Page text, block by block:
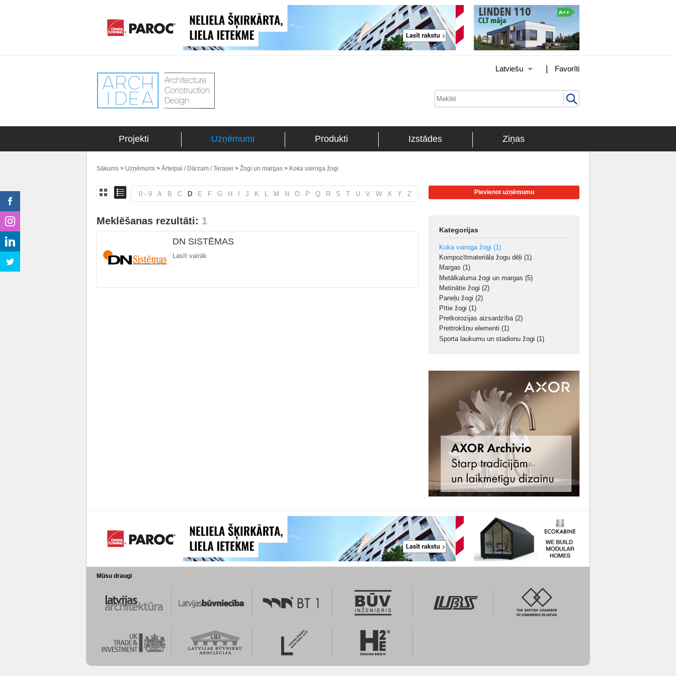
Favorīti
|
Latviešu
Projekti Uzņēmumi Produkti Izstādes Ziņas
Sākums > Uzņēmumi > Ārtelpai / Dārzam / Terasei > Žogi un margas > Koka vairoga žogi
0 - 9 A B C D E F G H J K L M N O P Q R S T U V W X Y Z
Meklēšanas rezultāti: 1
DN SISTĒMAS
Lasīt vairāk
Pievienot uzņēmumu
Kategorijas
Koka vairoga žogi (1)
Kompozītmateriāla žogu dēļi (1)
Margas (1)
Metālkaluma žogi un margas (5)
Metinātie žogi (2)
Paneļu žogi (2)
Pītie žogi (1)
Pretkorozijas aizsardzība (2)
Prettrokšņu elementi (1)
Sporta laukumu un stadionu žogi (1)
Mūsu draugi